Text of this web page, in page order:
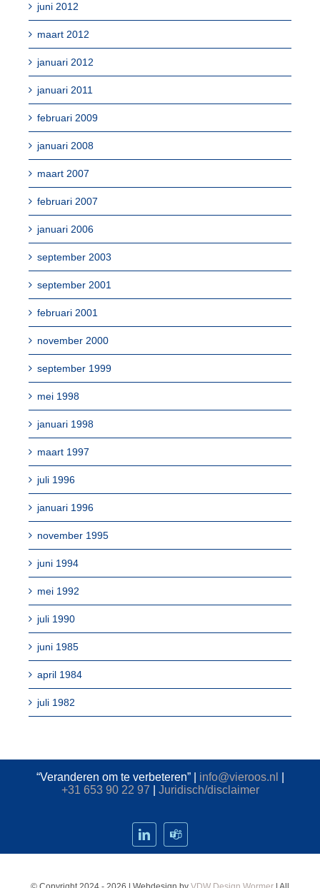
juni 2012
maart 2012
januari 2012
januari 2011
februari 2009
januari 2008
maart 2007
februari 2007
januari 2006
september 2003
september 2001
februari 2001
november 2000
september 1999
mei 1998
januari 1998
maart 1997
juli 1996
januari 1996
november 1995
juni 1994
mei 1992
juli 1990
juni 1985
april 1984
juli 1982
“Veranderen om te verbeteren” | info@vieroos.nl
+31 653 90 22 97
Juridisch/disclaimer